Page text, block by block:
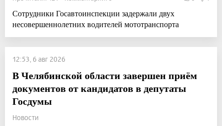
Сотрудники Госавтоинспекции задержали двух
несовершеннолетних водителей мототранспорта
12:53, 6 авг 2026
В Челябинской области завершен приём
документов от кандидатов в депутаты
Госдумы
Новости